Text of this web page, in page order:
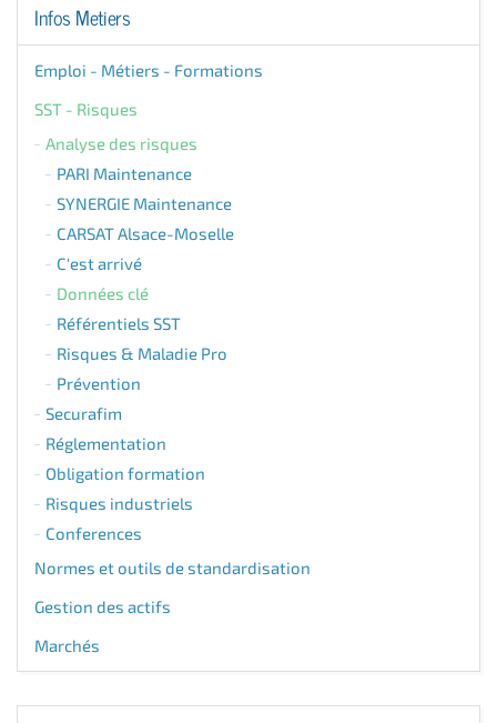
Infos Metiers
Emploi - Métiers - Formations
SST - Risques
Analyse des risques
PARI Maintenance
SYNERGIE Maintenance
CARSAT Alsace-Moselle
C'est arrivé
Données clé
Référentiels SST
Risques & Maladie Pro
Prévention
Securafim
Réglementation
Obligation formation
Risques industriels
Conferences
Normes et outils de standardisation
Gestion des actifs
Marchés